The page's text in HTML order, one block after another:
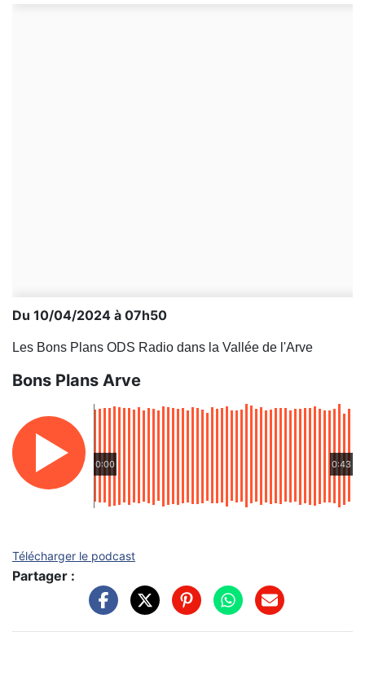
Du 10/04/2024 à 07h50
Les Bons Plans ODS Radio dans la Vallée de l'Arve
Bons Plans Arve
0:00 0:43
Télécharger le podcast
Partager :